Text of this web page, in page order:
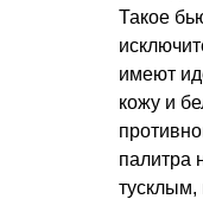
Такое
имеют
кожу и
палитра
тусклым,